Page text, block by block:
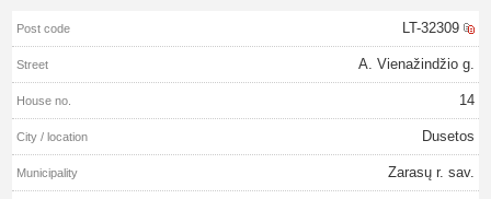
LT-32309
A. Vienažindžio g.
14
Dusetos
Zarasų r. sav.